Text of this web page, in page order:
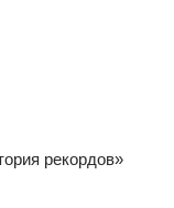
рекордов»